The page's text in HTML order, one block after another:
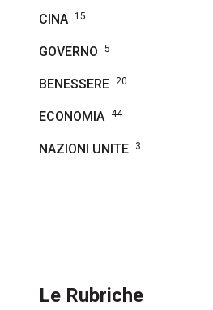
CINA 15
GOVERNO 5
BENESSERE 20
ECONOMIA 44
NAZIONI UNITE 3
Le Rubriche